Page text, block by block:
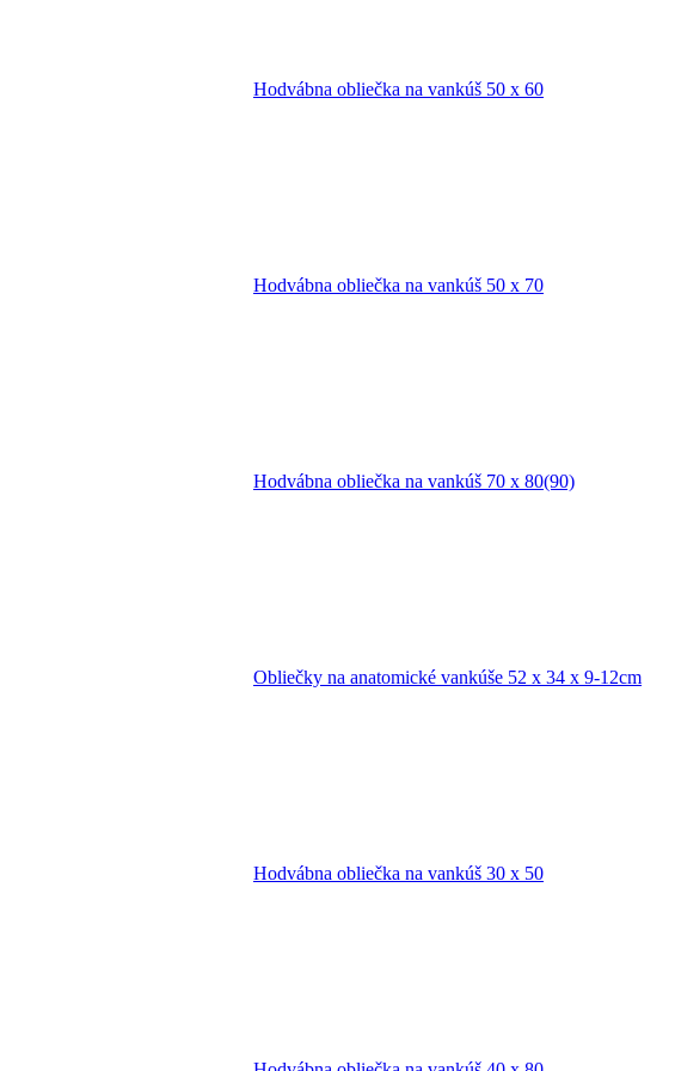
Hodvábna obliečka na vankúš 50 x 60
Hodvábna obliečka na vankúš 50 x 70
Hodvábna obliečka na vankúš 70 x 80(90)
Obliečky na anatomické vankúše 52 x 34 x 9-12cm
Hodvábna obliečka na vankúš 30 x 50